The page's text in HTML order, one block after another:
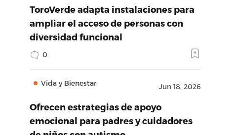
ToroVerde adapta instalaciones para
ampliar el acceso de personas con
diversidad funcional
0
Vida y Bienestar Jun 18, 2026
Ofrecen estrategias de apoyo
emocional para padres y cuidadores